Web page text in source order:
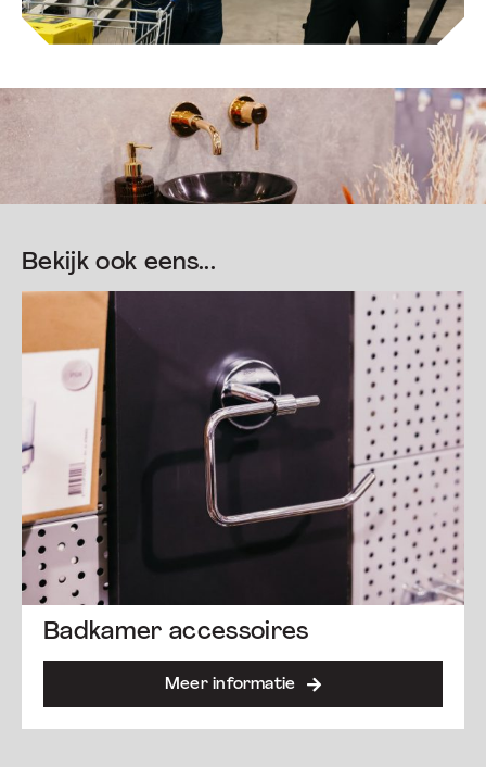
Bekijk ook eens...
Badkamer accessoires
Meer informatie